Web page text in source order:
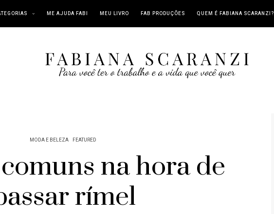
ME AJUDA FABI MEU LIVRO FAB PRODUÇÕES QUEM É FABIANA SCARANZI?
MODA E BELEZA FEATURED
na hora de
rímel